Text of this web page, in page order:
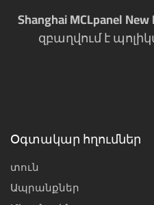
Shanghai MCLpanel
զբաղվում է
Օգտակար հղումներ
տուն
Ապրանքներ